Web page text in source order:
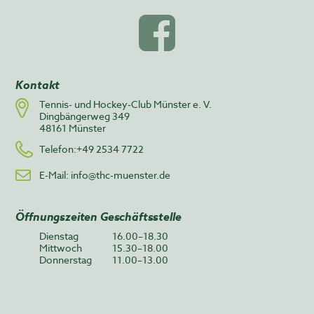
Kontakt
Tennis- und Hockey-Club Münster e. V.
Dingbängerweg 349
48161 Münster
Telefon:+49 2534 7722
E-Mail: info@thc-muenster.de
Öffnungszeiten Geschäftsstelle
Dienstag
16.00–18.30
Mittwoch
15.30–18.00
Donnerstag
11.00–13.00